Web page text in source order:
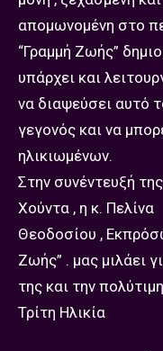
απομωνομένη στο
“Γραμμή Ζωής”
υπάρχει και
να διαψεύσει αυτό
γεγονός και να
ηλικιωμένων.
Στην συνέντευξή
Χούντα , η κ. Πελίνα
Θεοδοσίου ,
Ζωής” . μας μιλάει
της και την
Τρίτη Ηλικία